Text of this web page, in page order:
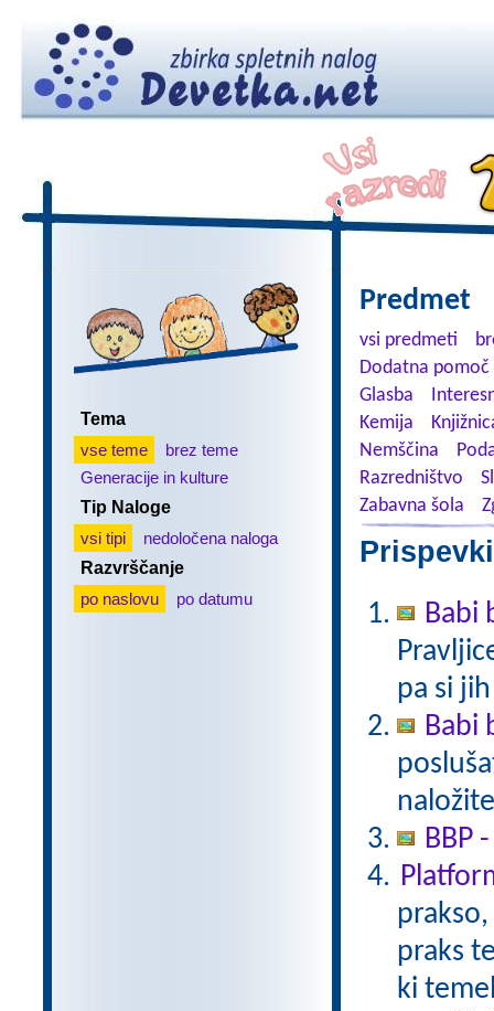
Tema
vse teme
brez teme
Generacije in kulture
Tip Naloge
vsi tipi
nedoločena naloga
Razvrščanje
po naslovu
po datumu
Predmet
vsi predmeti
Dodatna
Glasba
Kemija
Nemščina
Razredništvo
Zabavna šola
Babi
pa si
Babi
BBP
praks
ki